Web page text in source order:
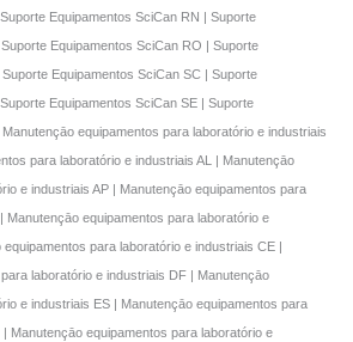
Equipamentos SciCan RN | Suporte
Equipamentos SciCan RO | Suporte
Equipamentos SciCan SC | Suporte
Equipamentos SciCan SE | Suporte
equipamentos para laboratório e industriais
para laboratório e industriais AL | Manutençāo
e industriais AP | Manutençāo equipamentos para
Manutençāo equipamentos para laboratório e
para laboratório e industriais CE |
laboratório e industriais DF | Manutençāo
e industriais ES | Manutençāo equipamentos para
Manutençāo equipamentos para laboratório e